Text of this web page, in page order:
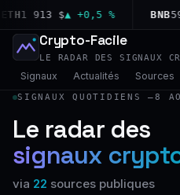
1 913 $▲ +0,5 % BNB
Crypto-Facile
LE RADAR DES SIGNAUX
Signaux Actualités Sources
SIGNAUX QUOTIDIENS —8
Le radar des
signaux
via 22 sources publiques